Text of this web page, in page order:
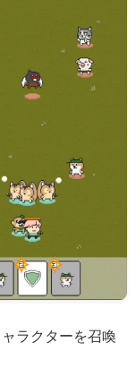
ラクターを召喚